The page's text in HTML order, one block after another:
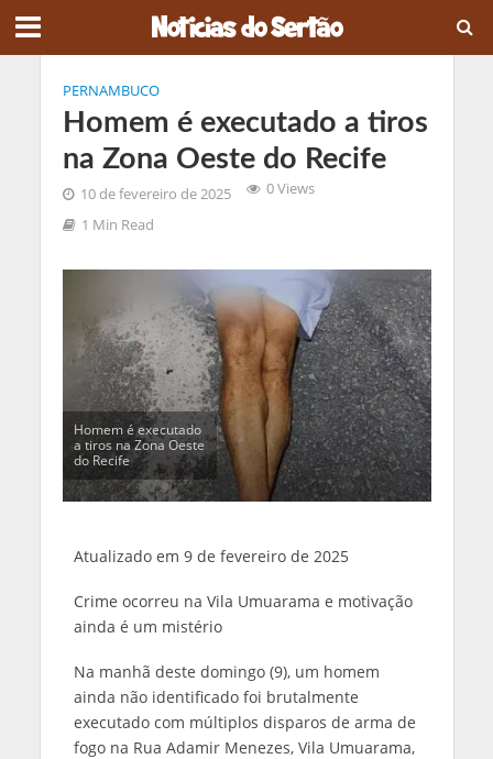
PERNAMBUCO
Homem é executado a tiros
na Zona Oeste do Recife
10 de fevereiro de 2025
0 Views
1 Min Read
Homem é executado
a tiros na Zona Oeste
do Recife
Atualizado em 9 de fevereiro de 2025
Crime ocorreu na Vila Umuarama e motivação
ainda é um mistério
Na manhã deste domingo (9), um homem
ainda não identificado foi brutalmente
executado com múltiplos disparos de arma de
fogo na Rua Adamir Menezes, Vila Umuarama,